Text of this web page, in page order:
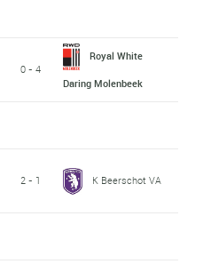
0 - 4
Royal White
Daring Molenbeek
2 - 1
K Beerschot VA